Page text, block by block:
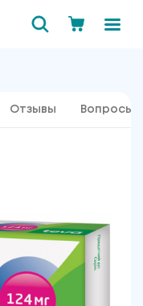
Отзывы Вопросы